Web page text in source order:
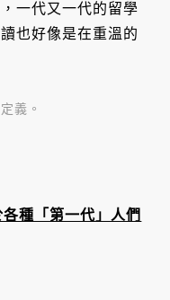
一代又一代的留學
也好像是在重溫的
義。
種「第一代」人們